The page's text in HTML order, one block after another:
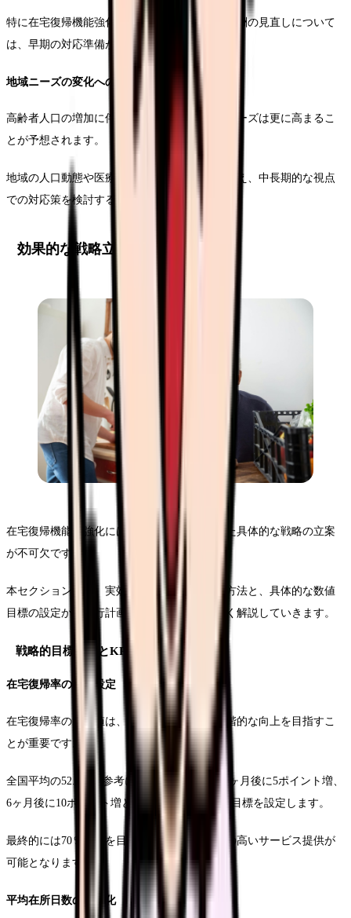
特に在宅復帰機能強化加算の要件変更や基本報酬の見直しについて
は、早期の対応準備が求められます。
地域ニーズの変化への対応
高齢者人口の増加に伴い、在宅復帰支援へのニーズは更に高まるこ
とが予想されます。
地域の人口動態や医療・介護資源の状況を踏まえ、中長期的な視点
での対応策を検討することが重要です。
効果的な戦略立案
在宅復帰機能の強化には、現状分析に基づいた具体的な戦略の立案
が不可欠です。
本セクションでは、実効性の高い戦略の策定方法と、具体的な数値
目標の設定から実行計画の立て方まで、詳しく解説していきます。
戦略的目標設定とKPIの確立
在宅復帰率の目標設定
在宅復帰率の目標値は、現状の実績値から段階的な向上を目指すこ
とが重要です。
全国平均の52.3％を参考にしながら、まずは3ヶ月後に5ポイント増、
6ヶ月後に10ポイント増といった具体的な数値目標を設定します。
最終的には70％以上を目指すことで、より質の高いサービス提供が
可能となります。
平均在所日数の適正化